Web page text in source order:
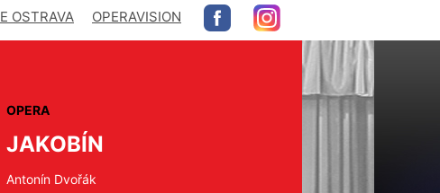
OSTRAVA OPERAVISION
OPERA
JAKOBÍN
Antonín Dvořák